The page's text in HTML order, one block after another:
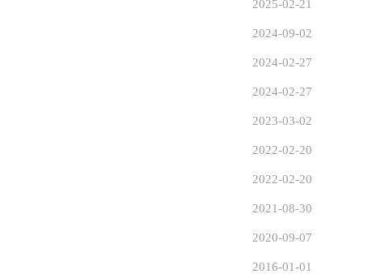
2025-02-21
2024-09-02
2024-02-27
2024-02-27
2023-03-02
2022-02-20
2022-02-20
2021-08-30
2020-09-07
2016-01-01